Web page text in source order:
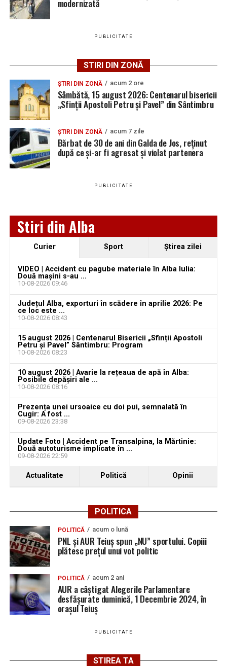
preferată pe Google
Urmărește Ziarul Unirea pe Social Media
YouTube Instagram WhatsApp Facebook
Locuri de muncă în Sântimbru, disponibile la 10
august 2026. AJOFM Alba a publicat lista posturilor
vacante
Locuri de muncă în Galda de Jos, disponibile la 10
august 2026. AJOFM Alba a publicat lista posturilor
vacante
Sâmbătă, 15 august 2026: Centenarul bisericii
„Sfinții Apostoli Petru și Pavel” din Sântimbru
Jaf de peste 300.000 de euro, la Teiuș. Familia
păgubită susține că ancheta bate pasul pe loc, la
aproape o lună de la spargere
Locuri de muncă în Sântimbru, disponibile la 4
august 2026. AJOFM Alba a publicat lista posturilor
modernizată
PUBLICITATE
STIRI DIN ZONĂ
ȘTIRI DIN ZONĂ acum 2 ore
Sâmbătă, 15 august 2026: Centenarul bisericii
„Sfinții Apostoli Petru și Pavel” din Sântimbru
ȘTIRI DIN ZONĂ acum 7 zile
Bărbat de 30 de ani din Galda de Jos, reținut
după ce și-ar fi agresat și violat partenera
PUBLICITATE
Stiri din Alba
Curier Sport Ştirea zilei
VIDEO | Accident cu pagube materiale în Alba Iulia:
Două mașini s-au ...
10-08-2026 09:46
Județul Alba, exporturi în scădere în aprilie 2026: Pe
ce loc este ...
10-08-2026 08:43
15 august 2026 | Centenarul Bisericii „Sfinții Apostoli
Petru și Pavel” Sântimbru: Program
10-08-2026 08:23
10 august 2026 | Avarie la rețeaua de apă în Alba:
Posibile depășiri ale ...
10-08-2026 08:16
Prezența unei ursoaice cu doi pui, semnalată în
Cugir: A fost ...
09-08-2026 23:38
Update Foto | Accident pe Transalpina, la Mărtinie:
Două autoturisme implicate în ...
09-08-2026 22:59
Actualitate Politică Opinii
POLITICA
POLITICĂ acum o lună
PNL și AUR Teiuș spun „NU” sportului. Copiii
plătesc prețul unui vot politic
POLITICĂ acum 2 ani
AUR a câștigat Alegerile Parlamentare
desfășurate duminică, 1 Decembrie 2024, în
orașul Teiuș
PUBLICITATE
STIREA TA